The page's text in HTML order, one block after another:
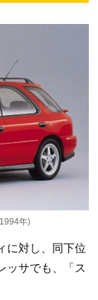
年)
に対し、同下位
ッサでも、「ス